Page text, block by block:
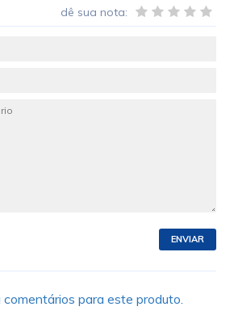
dê sua nota:
ENVIAR
para este produto.